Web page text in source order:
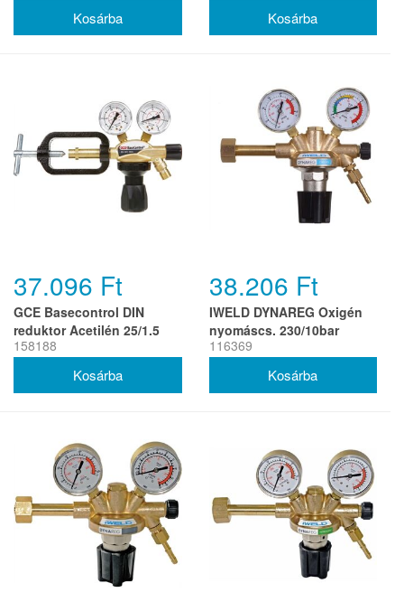
37.096 Ft
GCE Basecontrol DIN
reduktor Acetilén 25/1.5
bar kengyel G3/8'Lh
158188
38.206 Ft
IWELD DYNAREG Oxigén
nyomáscs. 230/10bar
(H,SK,HR)
116369